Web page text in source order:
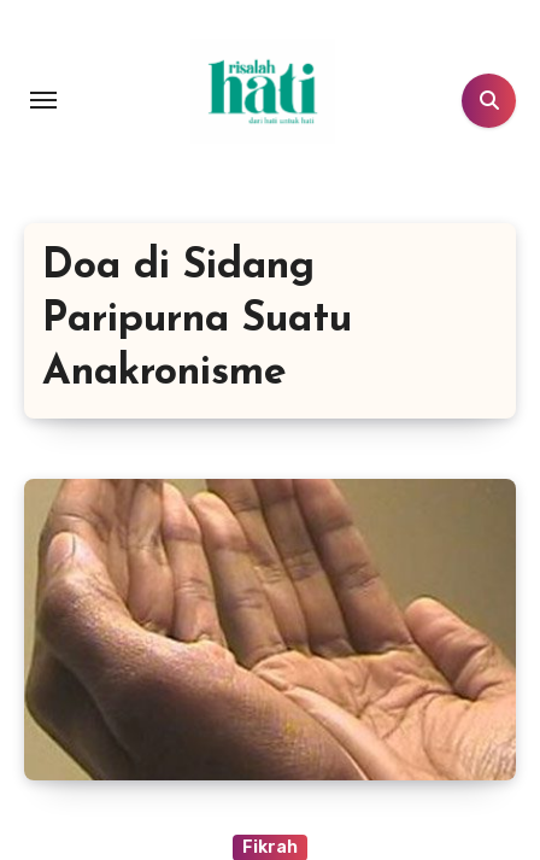
Doa di Sidang
Paripurna Suatu
Anakronisme
Fikrah